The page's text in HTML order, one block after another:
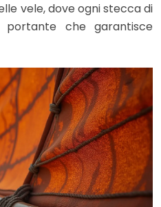
vele, dove ogni stecca di
che garantisce